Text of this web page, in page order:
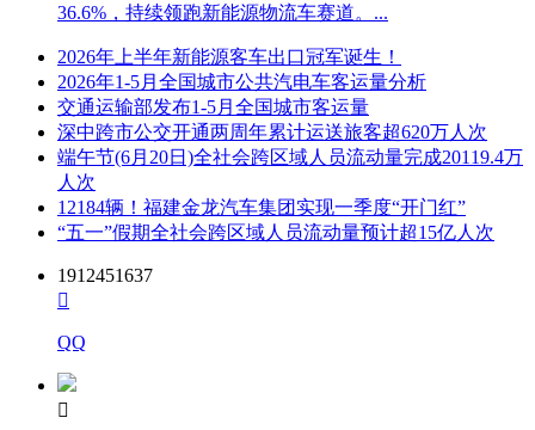
36.6%，持续领跑新能源物流车赛道。...
2026年上半年新能源客车出口冠军诞生！
2026年1-5月全国城市公共汽电车客运量分析
交通运输部发布1-5月全国城市客运量
深中跨市公交开通两周年累计运送旅客超620万人次
端午节(6月20日)全社会跨区域人员流动量完成20119.4万
人次
12184辆！福建金龙汽车集团实现一季度“开门红”
“五一”假期全社会跨区域人员流动量预计超15亿人次
1912451637

QQ
